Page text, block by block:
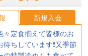
新規入会
々定食揃えて皆様のお
待ちしています❗又季節